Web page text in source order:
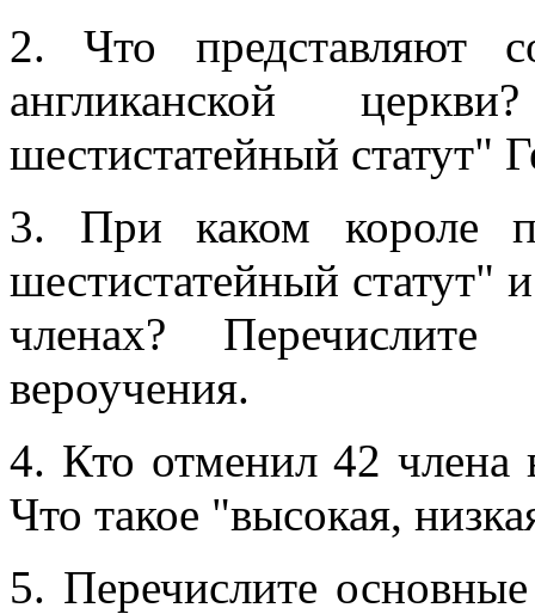
2. Что представляют
англиканской
шестистатейный статут"
3. При каком короле
шестистатейный статут"
членах?
вероучения.
4. Кто отменил 42
Что такое "высокая,
5. Перечислите